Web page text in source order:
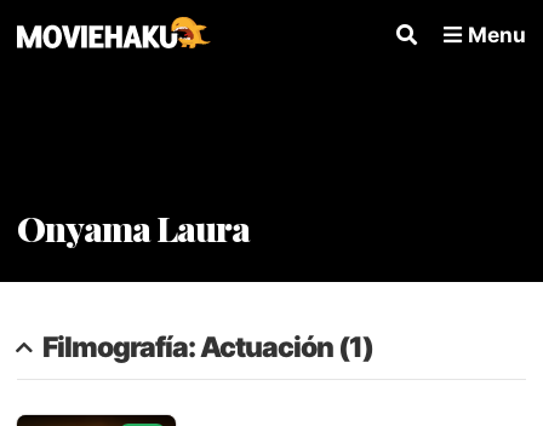
Menu
Onyama Laura
Filmografía: Actuación (1)